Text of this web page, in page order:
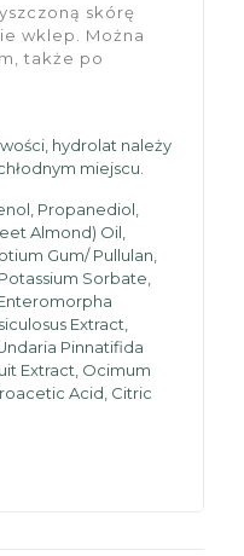
skórę
wklep. Można
także po
hydrolat należy
miejscu.
Propanediol,
Almond) Oil,
Gum/ Pullulan,
Sorbate,
Extract,
Pinnatifida
Extract, Ocimum
Acid, Citric